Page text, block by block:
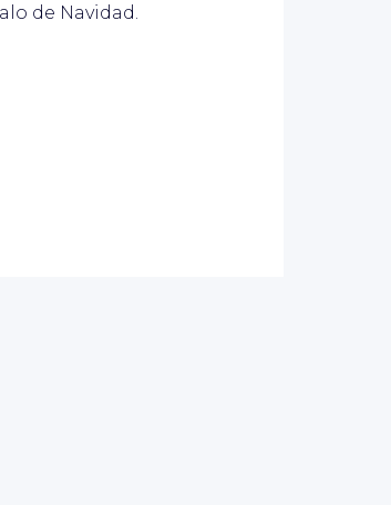
de Navidad.